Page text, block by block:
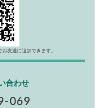
友達に追加できます。
合わせ
069